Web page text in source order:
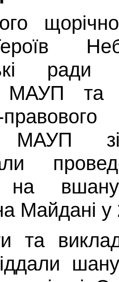
щорічно
ради
МАУП та
МАУП
на
Майдані у
та